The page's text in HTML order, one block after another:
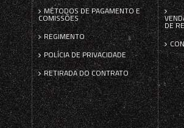
MÉTODOS DE PAGAMENTO E
COMISSÕES
REGIMENTO
POLÍCIA DE PRIVACIDADE
RETIRADA DO CONTRATO
DE